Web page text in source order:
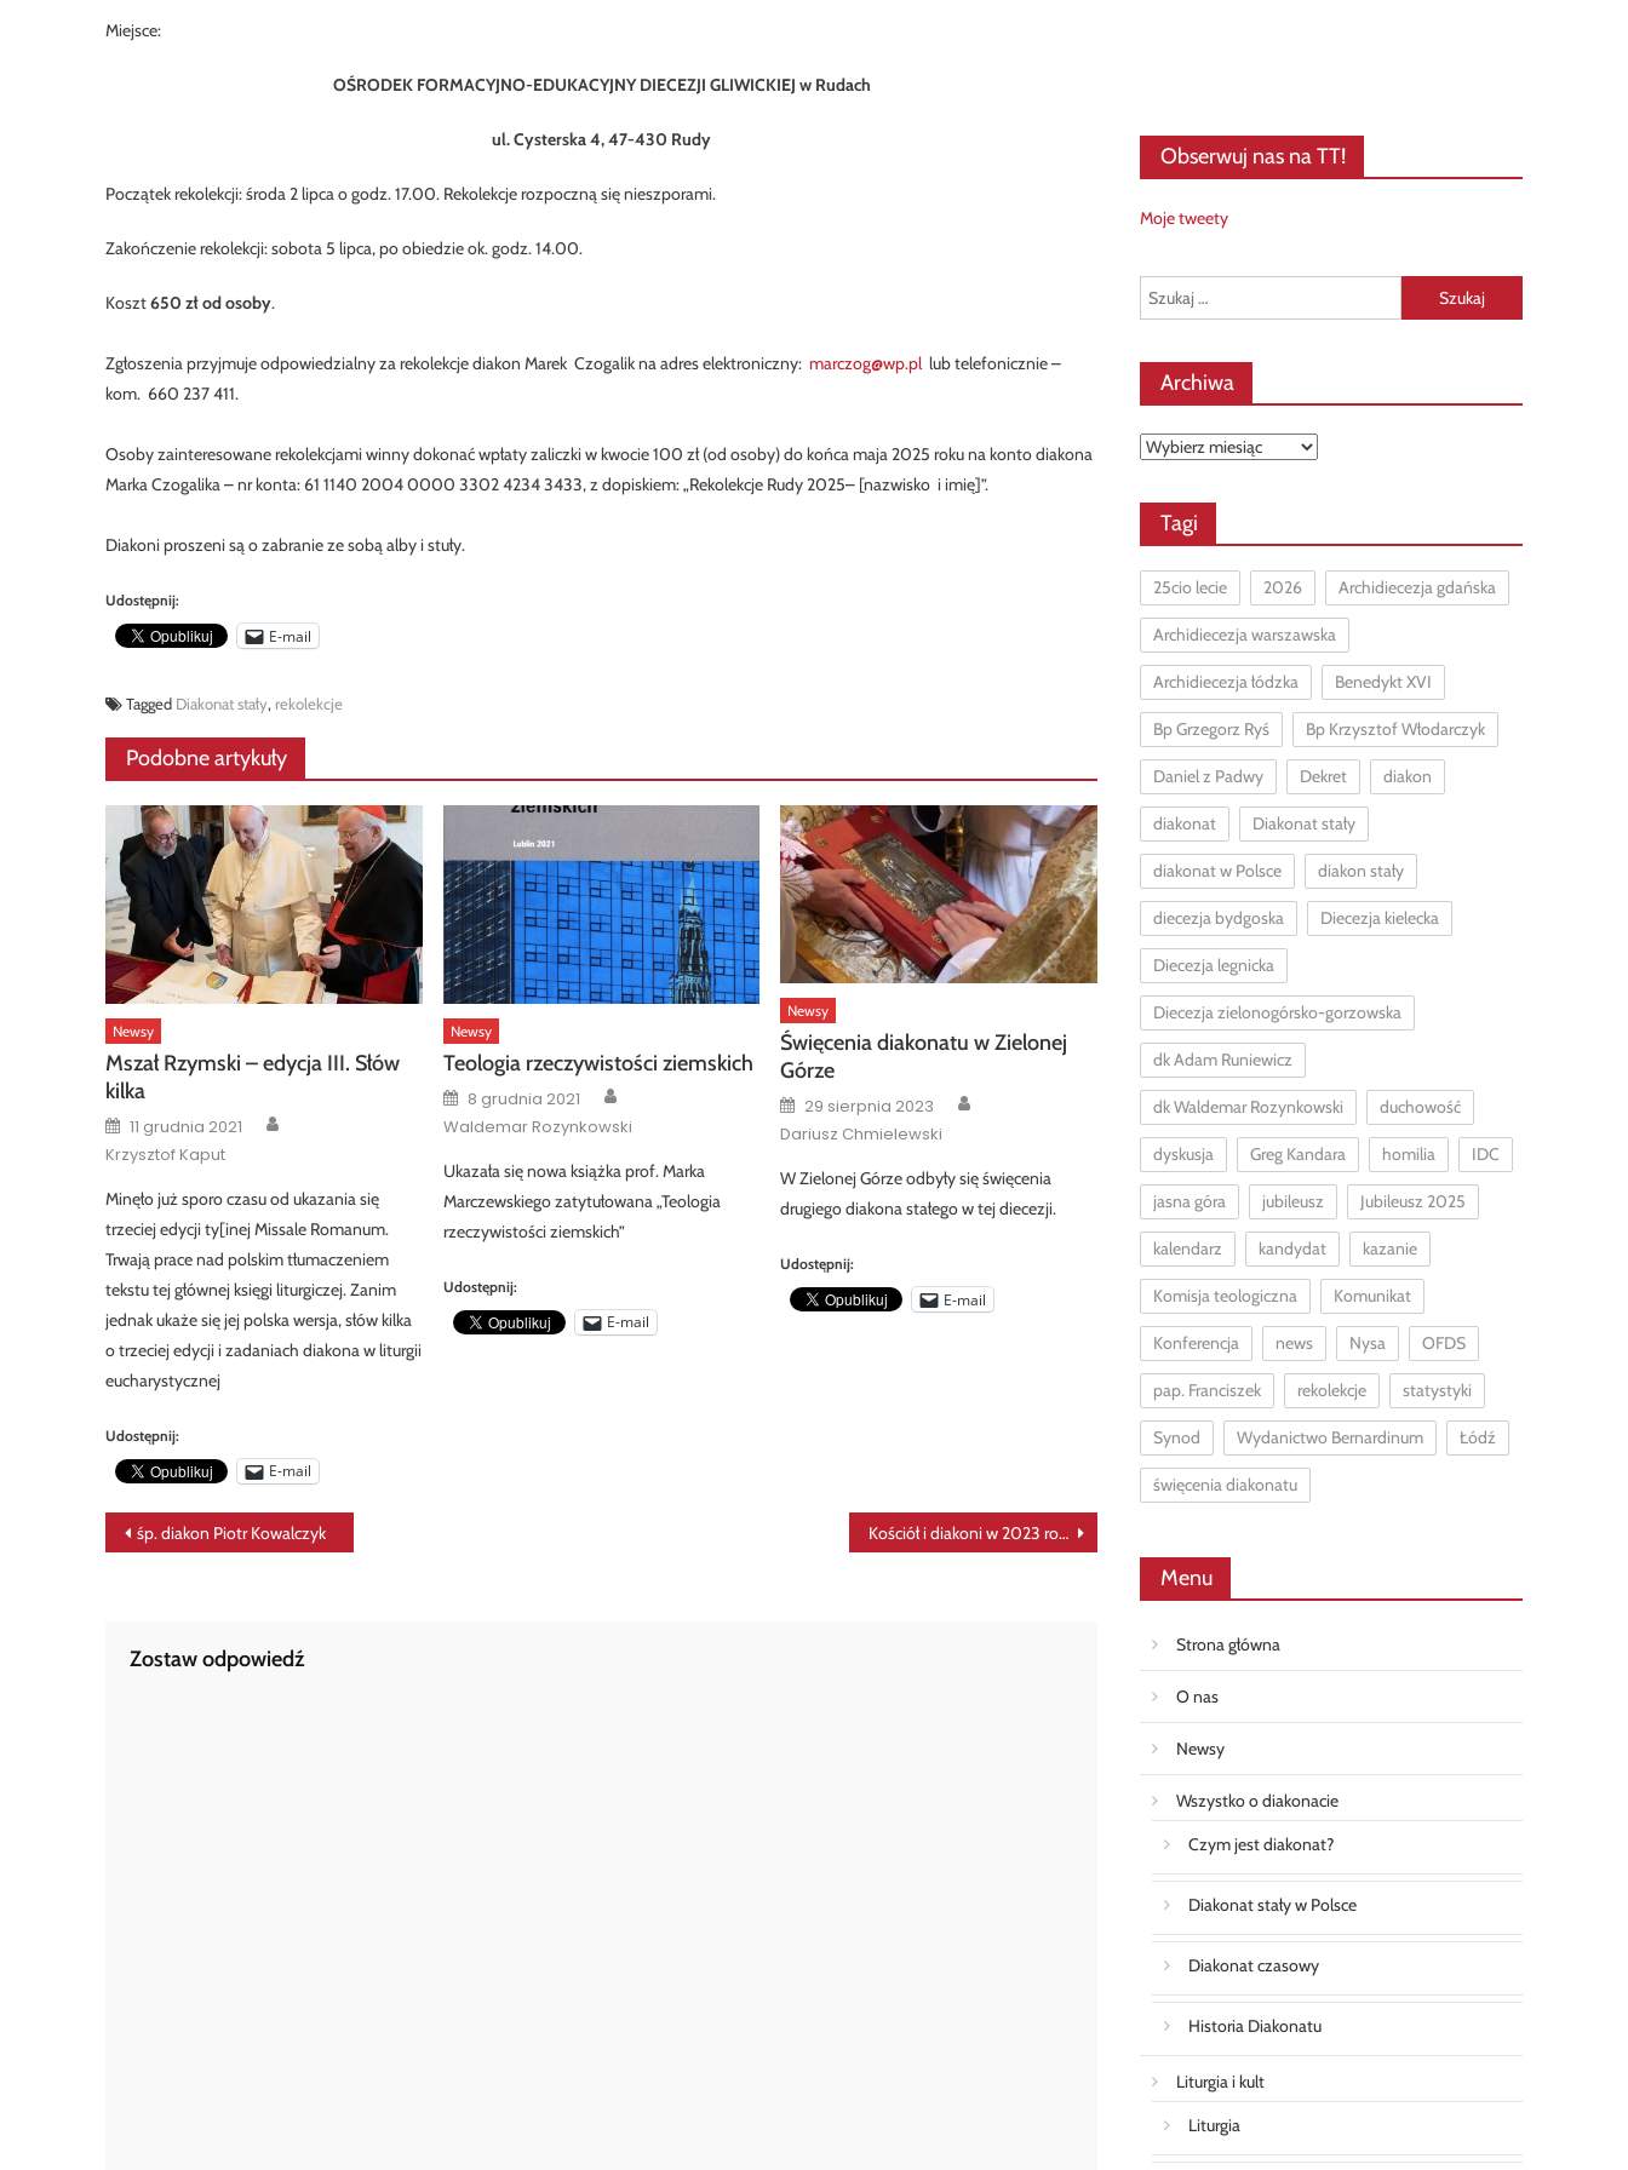
Miejsce:
OŚRODEK FORMACYJNO-EDUKACYJNY DIECEZJI GLIWICKIEJ w Rudach
ul. Cysterska 4, 47-430 Rudy
Początek rekolekcji: środa 2 lipca o godz. 17.00. Rekolekcje rozpoczną się nieszporami.
Zakończenie rekolekcji: sobota 5 lipca, po obiedzie ok. godz. 14.00.
Koszt650 zł od osoby.
Zgłoszenia przyjmuje odpowiedzialny za rekolekcje diakon Marek Czogalik na adres elektroniczny: marczog@wp.pllub telefonicznie –
kom. 660 237 411.
Osoby zainteresowane rekolekcjami winny dokonać wpłaty zaliczki w kwocie 100 zł (od osoby) do końca maja 2025 roku na konto diakona
Marka Czogalika – nr konta: 61 1140 2004 0000 3302 4234 3433, z dopiskiem: „Rekolekcje Rudy 2025– [nazwisko i imię]”.
Diakoni proszeni są o zabranie ze sobą alby i stuły.
Udostępnij:
E-mail
Tagged Diakonat stały, rekolekcje
Podobne artykuły
Newsy
Mszał Rzymski – edycja III. Słów
kilka
Posted
on
11 grudnia 2021
Krzysztof Kaput
Minęło już sporo czasu od ukazania się
trzeciej edycji ty[inej Missale Romanum.
Trwają prace nad polskim tłumaczeniem
tekstu tej głównej księgi liturgiczej. Zanim
jednak ukaże się jej polska wersja, słów kilka
o trzeciej edycji i zadaniach diakona w liturgii
eucharystycznej
Udostępnij:
E-mail
Newsy
Teologia rzeczywistości ziemskich
Posted
on
8 grudnia 2021
Waldemar Rozynkowski
Ukazała się nowa książka prof. Marka
Marczewskiego zatytułowana „Teologia
rzeczywistości ziemskich”
Udostępnij:
E-mail
Newsy
Święcenia diakonatu w Zielonej
Górze
Posted
on
29 sierpnia 2023
Dariusz Chmielewski
W Zielonej Górze odbyły się święcenia
drugiego diakona stałego w tej diecezji.
Udostępnij:
E-mail
Nawigacja
śp. diakon Piotr Kowalczyk Kościół i diakoni w 2023 roku w liczbach
Zostaw odpowiedź
Obserwuj nas na TT!
Moje tweety
Szukaj:
Archiwa
Archiwa
Tagi
25cio lecie 2026 Archidiecezja gdańska
Archidiecezja warszawska
Archidiecezja łódzka Benedykt XVI
Bp Grzegorz Ryś Bp Krzysztof Włodarczyk
Daniel z Padwy Dekret diakon
diakonat Diakonat stały
diakonat w Polsce diakon stały
diecezja bydgoska Diecezja kielecka
Diecezja legnicka
Diecezja zielonogórsko-gorzowska
dk Adam Runiewicz
dk Waldemar Rozynkowski duchowość
dyskusja Greg Kandara homilia IDC
jasna góra jubileusz Jubileusz 2025
kalendarz kandydat kazanie
Komisja teologiczna Komunikat
Konferencja news Nysa OFDS
pap. Franciszek rekolekcje statystyki
Synod Wydanictwo Bernardinum Łódź
święcenia diakonatu
Menu
Strona główna
O nas
Newsy
Wszystko o diakonacie
Czym jest diakonat?
Diakonat stały w Polsce
Diakonat czasowy
Historia Diakonatu
Liturgia i kult
Liturgia